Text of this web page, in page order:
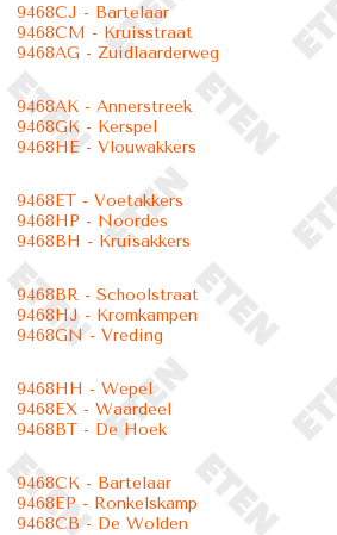
9468CJ - Bartelaar
9468CM - Kruisstraat
9468AG - Zuidlaarderweg
9468AK - Annerstreek
9468GK - Kerspel
9468HE - Vlouwakkers
9468ET - Voetakkers
9468HP - Noordes
9468BH - Kruisakkers
9468BR - Schoolstraat
9468HJ - Kromkampen
9468GN - Vreding
9468HH - Wepel
9468EX - Waardeel
9468BT - De Hoek
9468CK - Bartelaar
9468EP - Ronkelskamp
9468CB - De Wolden